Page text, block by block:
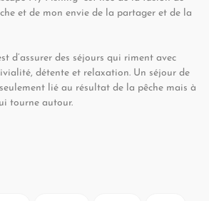
et de mon envie de la partager et de la
d’assurer des séjours qui riment avec
détente et relaxation. Un séjour de
seulement lié au résultat de la pêche mais à
tourne autour.